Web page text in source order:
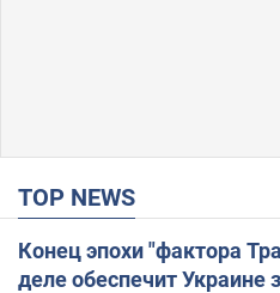
TOP NEWS
Конец эпохи "фактора
деле обеспечит Украине